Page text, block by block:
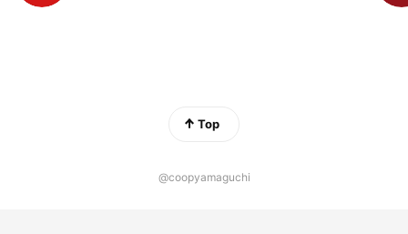
Top
@coopyamaguchi